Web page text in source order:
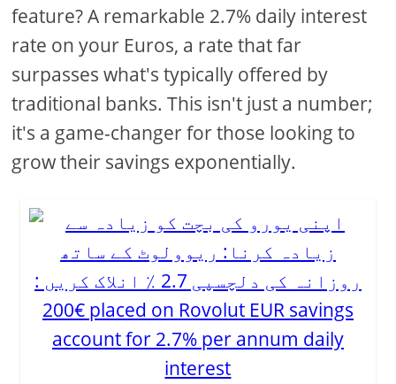
feature? A remarkable 2.7% daily interest
rate on your Euros, a rate that far
surpasses what's typically offered by
traditional banks. This isn't just a number;
it's a game-changer for those looking to
grow their savings exponentially.